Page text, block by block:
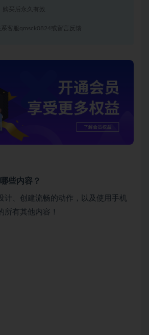
购买后永久有效
客服qmsck0824或留言反馈
些内容？
计、创建流畅的动作，以及使用手机
所有其他内容！